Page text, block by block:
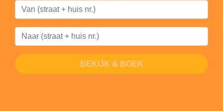
BEKIJK & BOEK